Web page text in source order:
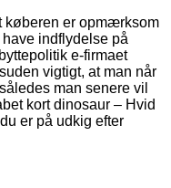
køberen er opmærksom
indflydelse på
e-firmaet
vigtigt, at man når
man senere vil
kort dinosaur – Hvid
er på udkig efter